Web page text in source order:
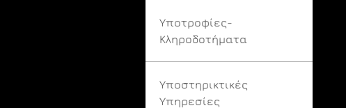
Υποτροφίες-
Κληροδοτήματα
Υποστηρικτικές
Υπηρεσίες